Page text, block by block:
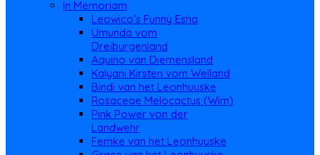
In Memoriam
Leowico’s Funny Esha
Umunda vom
Dreiburgenland
Aquino van Diemensland
Kalyani Kirsten vom Welland
Bindi van het Leonhuuske
Rosaceae Melocactus (Wim)
Pink Power von der
Landwehr
Femke van het Leonhuuske